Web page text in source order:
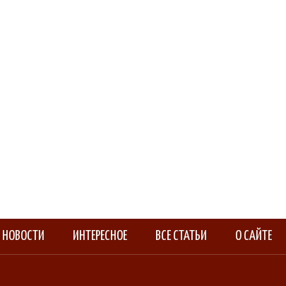
НОВОСТИ ИНТЕРЕСНОЕ ВСЕ СТАТЬИ О САЙТЕ